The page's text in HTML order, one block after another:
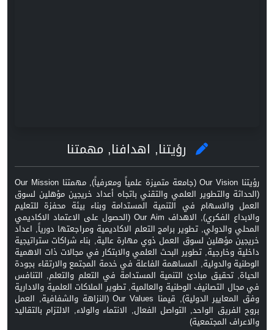
رؤيتنا, اهدافنا, مهمتنا
رؤيتنا Our Vision (جامعة متميزة علمياً ومعرفياً), مهمتنا Our Mission
(الحداثة والتطوير العلمي والتقني باتجاه أعداد خريجين مؤهلين لسوق
العمل والاسهام في التنمية المستدامة وبناء بيئة محفزة للتعليم
والابداع الفكري), الاهداف Our Aim (الحصول على الاعتماد الاكاديمي
المحلي والدولي, تطوير برامج التعلم الاكاديمية ومراجعتها دورياً, اعداد
خريجين مؤهلين لسوق العمل ذوي مهارة عالية, بناء شراكات ستراتيجية
داخلية وخارجية, تطوير البحث العلمي والابتكار في مجالات ذات الاهمية
الوطنية والدولية, المساهمة الفاعلة في خدمة المجتمع والارتقاء بجودة
الحياة, تحقيق مبادئ التنمية المستدامة في التعلم والتعلم, التنافس
في مجال التصانيف الوطنية والعالمية, تطوير الملاكات العلمية والادارية
وفق المعايير الدولية), قيمنا Our Values (النزاهة والشفافية, العمل
بروح الفريق الواحد, التواصل الفعال, الانتماء والولاء, الالتزام بالتقاليد
والاعراف المجتمعية)